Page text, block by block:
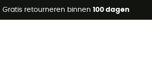
Gratis retourneren binnen 100 dagen
🔥 -5% EXTRA vanaf 2 producten* met